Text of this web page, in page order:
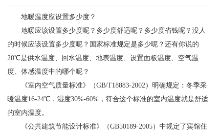
地暖温度应设置多少度？
地暖应该设置多少度呢？多少度舒适呢？多少度省钱呢？没人
的时候应该设置多少度呢？国家标准规定是多少呢？还有你说的
20℃是供水温度、回水温度、地表温度、设置面板温度、空气温
度、体感温度中的哪个呢？
《室内空气质量标准》（GB/T18883-2002）明确规定：冬季采
暖温度16-24℃，湿度30%-60%，符合这个标准的室内温度就是舒适
的室内温度。
《公共建筑节能设计标准》（GB50189-2005）中规定了宾馆住